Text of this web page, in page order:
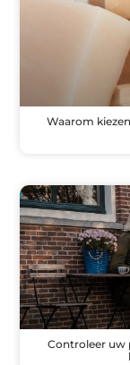
Waarom
Controleer uw